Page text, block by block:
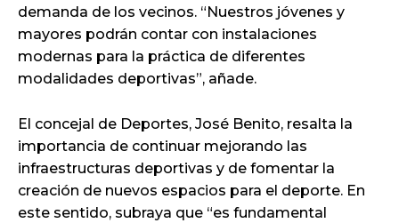
demanda de los vecinos. “Nuestros jóvenes y
mayores podrán contar con instalaciones
modernas para la práctica de diferentes
modalidades deportivas”, añade.
El concejal de Deportes, José Benito, resalta la
importancia de continuar mejorando las
infraestructuras deportivas y de fomentar la
creación de nuevos espacios para el deporte. En
este sentido, subraya que “es fundamental